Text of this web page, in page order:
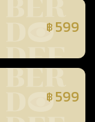
฿ 599
฿ 599